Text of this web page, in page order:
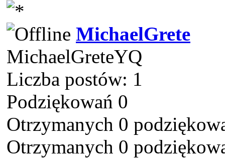
MichaelGrete
MichaelGreteYQ
Liczba postów: 1
Podziękowań 0
Otrzymanych 0
Otrzymanych 0